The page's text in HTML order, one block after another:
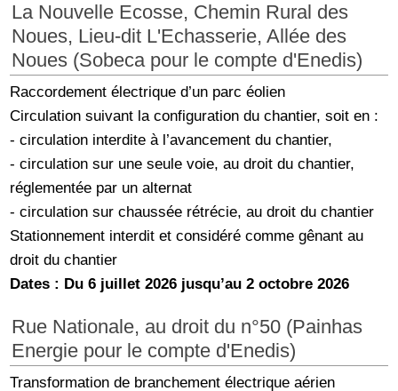
La Nouvelle Ecosse, Chemin Rural des
Noues, Lieu-dit L'Echasserie, Allée des
Noues (Sobeca pour le compte d'Enedis)
Raccordement électrique d’un parc éolien
Circulation suivant la configuration du chantier, soit en :
- circulation interdite à l’avancement du chantier,
- circulation sur une seule voie, au droit du chantier,
réglementée par un alternat
- circulation sur chaussée rétrécie, au droit du chantier
Stationnement interdit et considéré comme gênant au
droit du chantier
Dates : Du 6 juillet 2026 jusqu’au 2 octobre 2026
Rue Nationale, au droit du n°50 (Painhas
Energie pour le compte d'Enedis)
Transformation de branchement électrique aérien